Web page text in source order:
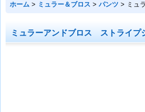
ホーム > ミュラー＆ブロス > パンツ > ミュ
ミュラーアンドブロス ストライ